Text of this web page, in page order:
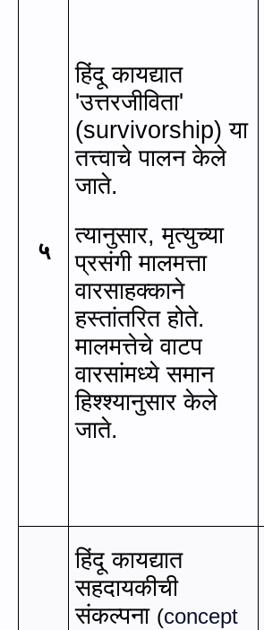
५
हिंदू कायद्यात
'उत्तरजीविता'
(survivorship)या
तत्त्वाचे पालन केले
जाते.
त्यानुसार,मृत्युच्या
प्रसंगी मालमत्ता
वारसाहक्काने
हस्तांतरित होते.
मालमत्तेचे वाटप
वारसांमध्ये समान
हिश्श्यानुसार केले
जाते.
हिंदू कायद्यात
सहदायकीची
संकल्पना (concept